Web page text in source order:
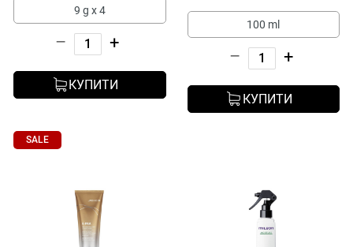
9 g х 4
– +
КУПИТИ
100 ml
– +
КУПИТИ
SALE